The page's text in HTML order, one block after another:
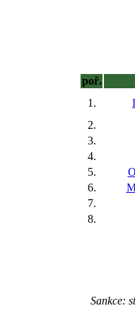
poř.
1.
2.
3.
4.
5.
6.
7.
8.
Sankce: